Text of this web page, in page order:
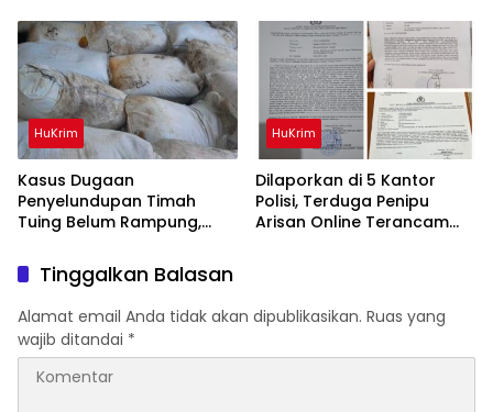
HuKrim
Kasus Dugaan
Penyelundupan Timah
Tuing Belum Rampung,
Dalam Informasi
Penyidikan
HuKrim
Dilaporkan di 5 Kantor
Polisi, Terduga Penipu
Arisan Online Terancam
Tinggalkan Balasan
Alamat email Anda tidak akan dipublikasikan. Ruas yang
wajib ditandai *